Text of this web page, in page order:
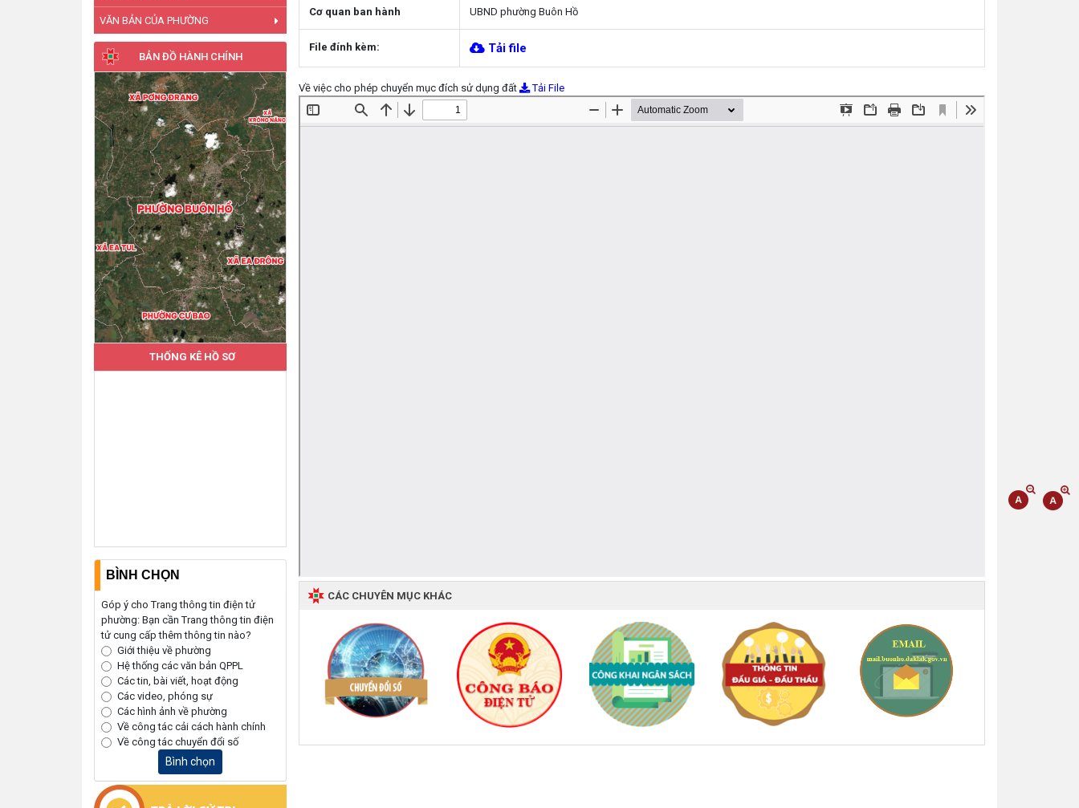
VĂN BẢN CỦA PHƯỜNG
BẢN ĐỒ HÀNH CHÍNH
THỐNG KÊ HỒ SƠ
BÌNH CHỌN
Góp ý cho Trang thông tin điện tử
phường: Bạn cần Trang thông tin điện
tử cung cấp thêm thông tin nào?
Giới thiệu về phường
Hệ thống các văn bản QPPL
Các tin, bài viết, hoạt động
Các video, phóng sự
Các hình ảnh về phường
Về công tác cải cách hành chính
Về công tác chuyển đổi số
Bình chọn
Cơ quan ban hành UBND phường Buôn Hồ
File đính kèm: Tải file
Về việc cho phép chuyển mục đích sử dụng đất Tải File
CÁC CHUYÊN MỤC KHÁC